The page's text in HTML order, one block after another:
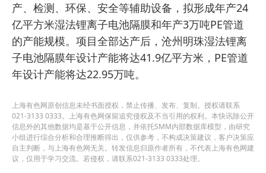
产、检测、环保、安全等辅助设备，拟形成年产24
亿平方米湿法锂离子电池隔膜和年产3万吨PE管道
的产能规模。项目全部达产后，沧州明珠湿法锂离
子电池隔膜年设计产能将达41.9亿平方米，PE管道
年设计产能将达22.95万吨。
上海有色网原创信息未经书面授权，禁止传播、发布、复制。授权请联系
021-3133 0333。上海有色网保留追究侵权及不当引用的权利。本快讯除公开
信息外的其他数据均是基于公开信息，并依托SMM内部数据库模型，由研究
小组进行综合分析和合理推断得出，仅供参考，不构成决策建议，客户决策应
自主判断，与上海有色网无关。转发信息归原作者所有，不代表上海有色网建
议，仅用于学习交流。若侵权，请联系021-3133 0333处理。